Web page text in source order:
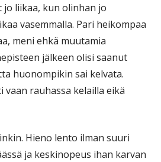
liikaa, kun olinhan jo
vasemmalla. Pari heikompaa
meni ehkä muutamia
jälkeen olisi saanut
huonompikin sai kelvata.
vaan rauhassa kelailla eikä
Hieno lento ilman suuri
ja keskinopeus ihan karvan